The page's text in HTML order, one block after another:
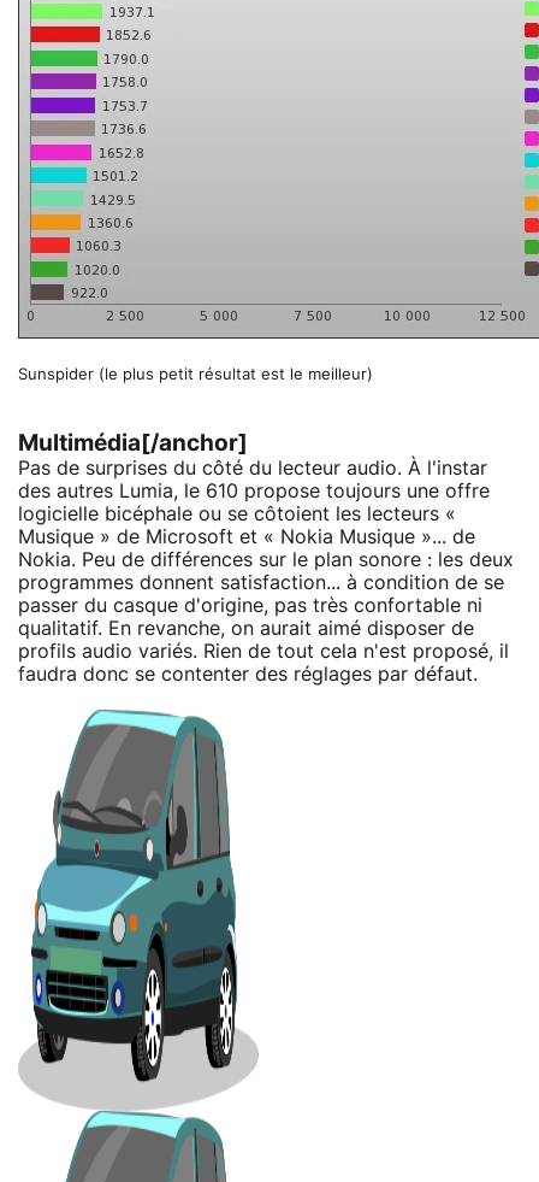
Sunspider (le plus petit résultat est le meilleur)
Multimédia[/anchor]
Pas de surprises du côté du lecteur audio. À l'instar
des autres Lumia, le 610 propose toujours une offre
logicielle bicéphale ou se côtoient les lecteurs «
Musique » de Microsoft et « Nokia Musique »... de
Nokia. Peu de différences sur le plan sonore : les deux
programmes donnent satisfaction... à condition de se
passer du casque d'origine, pas très confortable ni
qualitatif. En revanche, on aurait aimé disposer de
profils audio variés. Rien de tout cela n'est proposé, il
faudra donc se contenter des réglages par défaut.